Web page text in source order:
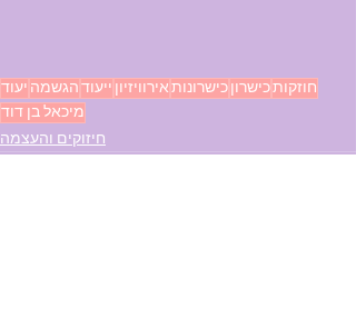
יעוד הגשמהייעוד אירוויזיוןכישרונותכישרוןחוזקות
מיכאל בן דוד
חיזוקים והעצמה